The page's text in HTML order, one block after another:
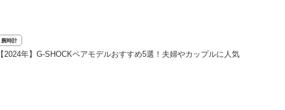
腕時計
【2024年】G-SHOCKペアモデルおすすめ5選！夫婦やカップルに人気